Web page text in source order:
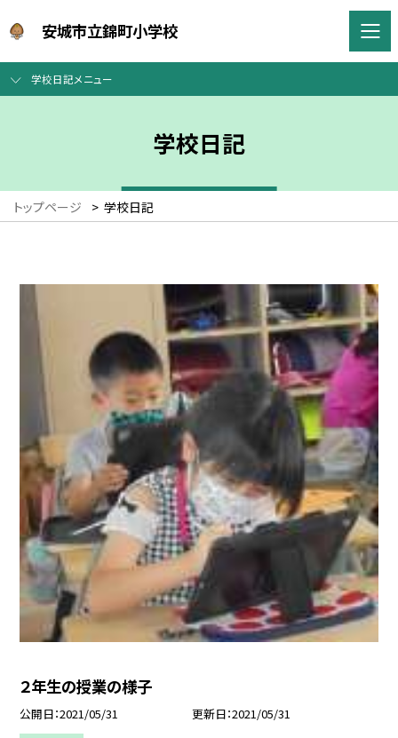
安城市立錦町小学校
学校日記メニュー
学校日記
トップページ > 学校日記
２年生の授業の様子
公開日 2021/05/31 更新日 2021/05/31